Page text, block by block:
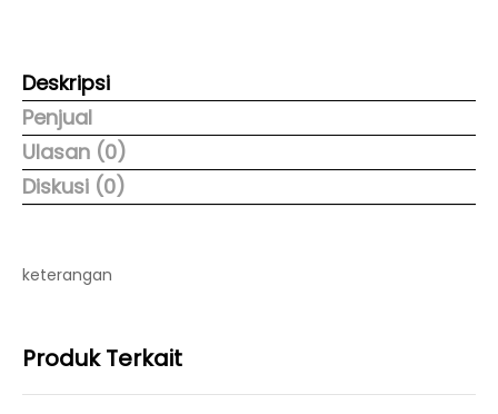
Deskripsi
Penjual
Ulasan (0)
Diskusi (0)
keterangan
Produk Terkait